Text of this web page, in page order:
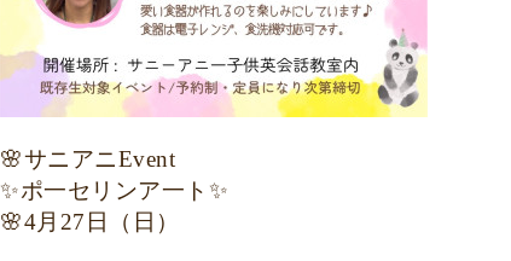
🌸サニアニEvent
✨ポ一セリンア一ト ✨
🌸4月 27 日（日）